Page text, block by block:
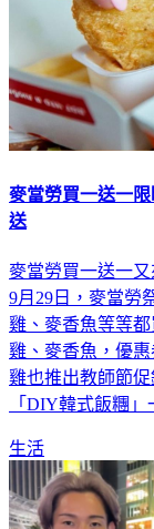
麥當勞買一送一
送
麥當勞買一送一
9月29日，麥當勞
雞、麥香魚等等
雞、麥香魚，優
雞也推出教師節
「DIY韓式飯糰」
生活